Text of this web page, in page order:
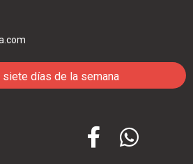
siete días de la semana